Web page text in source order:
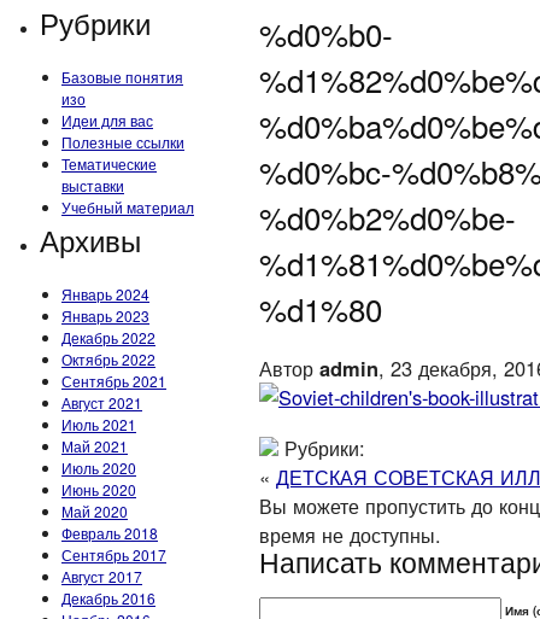
Рубрики
Базовые понятия
изо
Идеи для вас
Полезные ссылки
Тематические
выставки
Учебный материал
Архивы
Январь 2024
Январь 2023
Декабрь 2022
Октябрь 2022
Сентябрь 2021
Август 2021
Июль 2021
Май 2021
Июль 2020
Июнь 2020
Май 2020
Февраль 2018
Сентябрь 2017
Август 2017
Декабрь 2016
%d0%b0-
%d0%bc-
%d0%b2%d0%be-
%d1%80
Автор admin, 23 декабря,
Рубрики:
« ДЕТСКАЯ СОВЕТСКАЯ
Вы можете пропустить до
время не доступны.
Написать
Имя